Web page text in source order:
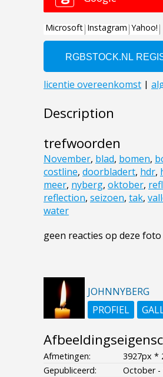
Description
trefwoorden
November, blad, bomen,
costline, doorbladert, hdr,
meer, nyberg, oktober,
reflection, seizoen, tak,
water
geen reacties op deze foto
JOHNNYBERG
PROFIEL
Afmetingen:
3927px *
Gepubliceerd:
October -